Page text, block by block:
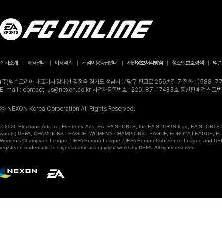
회사소개 채용안내 이용약관 게임이용등급안내 개인정보처리방침 청소년보호정책 넥
(주)넥슨코리아 대표이사 강대현·김정욱 경기도 성남시 분당구 판교로 256번길 7 전화 :
E-mail : contact-us@nexon.co.kr 사업자등록번호 : 220-87-17483호 통신판매업 신고
ⓒ NEXON Korea Corporation All Rights Reserved.
© 2026 Electronic Arts Inc. Electronic Arts, EA, EA SPORTS, the EA SPORTS logo, EA
word(s) UEFA, CHAMPIONS LEAGUE, WOMEN’S CHAMPIONS LEAGUE, EUROPA LEAGUE,
Women’s Champions League, UEFA Europa League, UEFA Europa Conference League and
registered trademarks, designs and/or as copyright works by UEFA. All rights reserved.